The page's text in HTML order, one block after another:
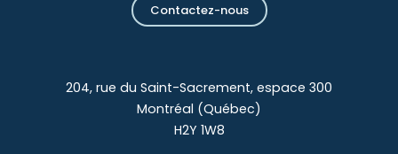
Contactez-nous
204, rue du Saint-Sacrement, espace 300
Montréal (Québec)
H2Y 1W8